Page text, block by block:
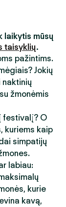
laikytis mūsų
taisyklių.
pažintims.
Jokių
naktinių
žmonėmis
festivalį? O
kuriems kaip
simpatijų
labiau:
kurie
kavą,